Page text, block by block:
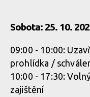
Sobota: 25. 10.
09:00 - 10:00:
prohlídka /
10:00 - 17:30:
zajištění